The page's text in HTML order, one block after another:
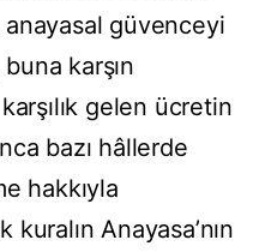
güvenceyi
karşın
gelen ücretin
bazı hâllerde
hakkıyla
kuralın Anayasa’nın